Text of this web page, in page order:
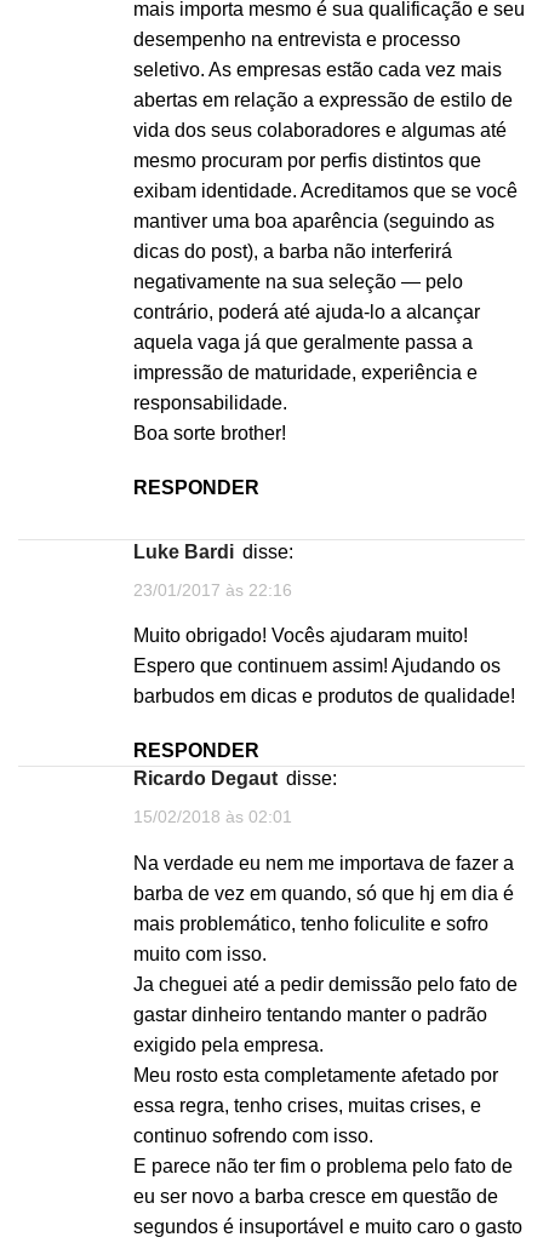
mais importa mesmo é sua qualificação e seu
desempenho na entrevista e processo
seletivo. As empresas estão cada vez mais
abertas em relação a expressão de estilo de
vida dos seus colaboradores e algumas até
mesmo procuram por perfis distintos que
exibam identidade. Acreditamos que se você
mantiver uma boa aparência (seguindo as
dicas do post), a barba não interferirá
negativamente na sua seleção — pelo
contrário, poderá até ajuda-lo a alcançar
aquela vaga já que geralmente passa a
impressão de maturidade, experiência e
responsabilidade.
Boa sorte brother!
RESPONDER
Luke Bardi disse:
23/01/2017 às 22:16
Muito obrigado! Vocês ajudaram muito!
Espero que continuem assim! Ajudando os
barbudos em dicas e produtos de qualidade!
RESPONDER
Ricardo Degaut disse:
15/02/2018 às 02:01
Na verdade eu nem me importava de fazer a
barba de vez em quando, só que hj em dia é
mais problemático, tenho foliculite e sofro
muito com isso.
Ja cheguei até a pedir demissão pelo fato de
gastar dinheiro tentando manter o padrão
exigido pela empresa.
Meu rosto esta completamente afetado por
essa regra, tenho crises, muitas crises, e
continuo sofrendo com isso.
E parece não ter fim o problema pelo fato de
eu ser novo a barba cresce em questão de
segundos é insuportável e muito caro o gasto